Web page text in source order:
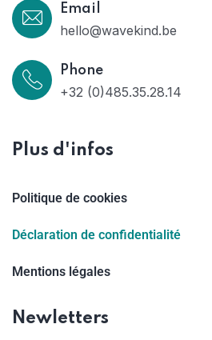
Email
hello@wavekind.be
Phone
+32 (0)485.35.28.14
Plus d'infos
Politique de cookies
Déclaration de confidentialité
Mentions légales
Newletters